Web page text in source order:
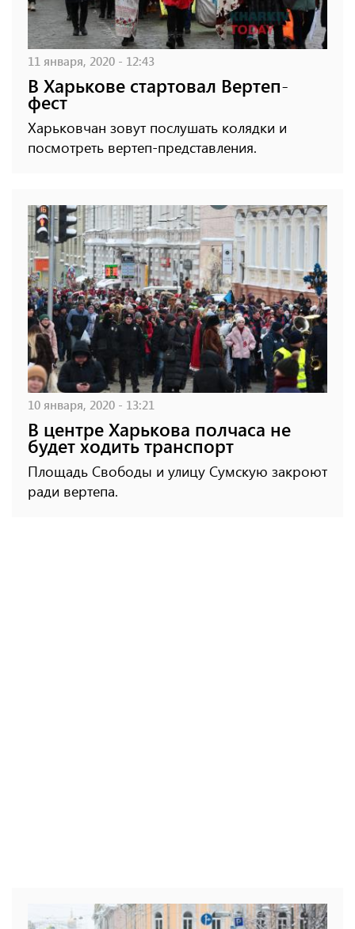
11 января, 2020 - 12:43
В Харькове стартовал Вертеп-
фест
Харьковчан зовут послушать колядки и
посмотреть вертеп-представления.
10 января, 2020 - 13:21
В центре Харькова полчаса не
будет ходить транспорт
Площадь Свободы и улицу Сумскую закроют
ради вертепа.